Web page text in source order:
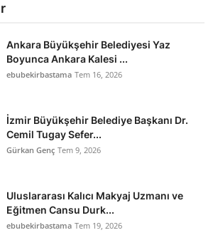
Ankara Büyükşehir Belediyesi Yaz
Boyunca Ankara Kalesi ...
ebubekirbastama Tem 16, 2026
İzmir Büyükşehir Belediye Başkanı Dr.
Cemil Tugay Sefer...
Gürkan Genç Tem 9, 2026
Uluslararası Kalıcı Makyaj Uzmanı ve
Eğitmen Cansu Durk...
ebubekirbastama Tem 19, 2026